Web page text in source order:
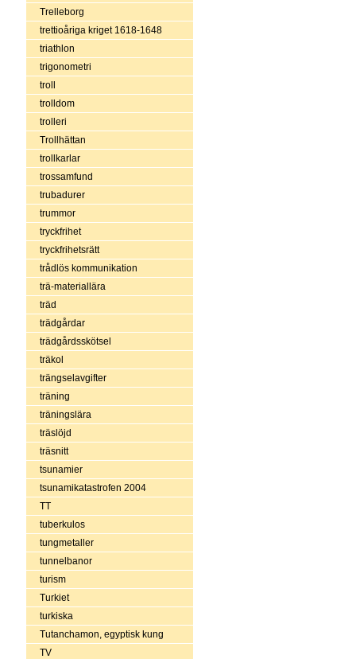
Trelleborg
trettioåriga kriget 1618-1648
triathlon
trigonometri
troll
trolldom
trolleri
Trollhättan
trollkarlar
trossamfund
trubadurer
trummor
tryckfrihet
tryckfrihetsrätt
trådlös kommunikation
trä-materiallära
träd
trädgårdar
trädgårdsskötsel
träkol
trängselavgifter
träning
träningslära
träslöjd
träsnitt
tsunamier
tsunamikatastrofen 2004
TT
tuberkulos
tungmetaller
tunnelbanor
turism
Turkiet
turkiska
Tutanchamon, egyptisk kung
TV